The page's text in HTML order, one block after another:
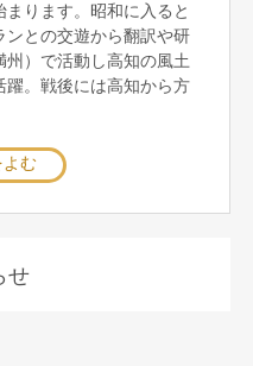
ります。昭和に入ると
ンとの交遊から翻訳や研
）で活動し高知の風土
躍。戦後には高知から方
よむ
せ